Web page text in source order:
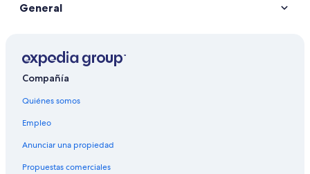
General
Compañía
Quiénes somos
Empleo
Anunciar una propiedad
Propuestas comerciales